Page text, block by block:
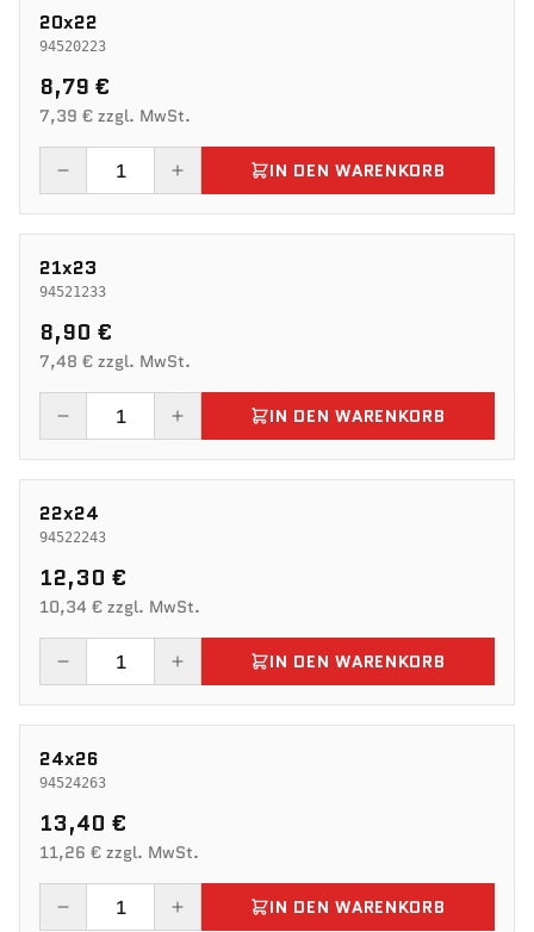
20x22
94520223
8,79 €
7,39 € zzgl. MwSt.
IN DEN WARENKORB
21x23
94521233
8,90 €
7,48 € zzgl. MwSt.
IN DEN WARENKORB
22x24
94522243
12,30 €
10,34 € zzgl. MwSt.
IN DEN WARENKORB
24x26
94524263
13,40 €
11,26 € zzgl. MwSt.
IN DEN WARENKORB